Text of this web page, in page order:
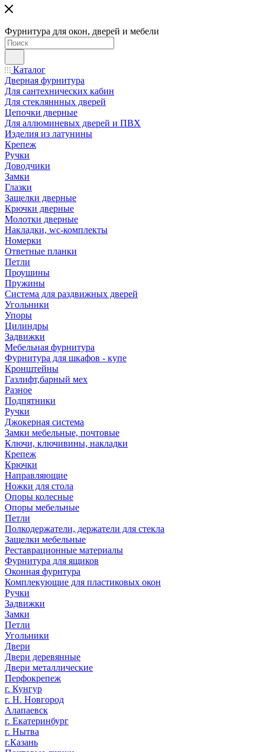
Фурнитура для окон, дверей и мебели
Каталог
Дверная фурнитура
Для сантехнических кабин
Для стекляннных дверей
Цепочки дверные
Для аллюминевых дверей и ПВХ
Изделия из латунины
Крепеж
Ручки
Доводчики
Замки
Глазки
Защелки дверные
Крючки дверные
Молотки дверные
Накладки, wc-комплекты
Номерки
Ответные планки
Петли
Проушины
Пружины
Система для раздвижных дверей
Угольники
Упоры
Цилиндры
Задвижки
Мебельная фурнитура
Фурнитура для шкафов - купе
Кронштейны
Газлифт,барный мех
Разное
Подпятники
Ручки
Джокерная система
Замки мебельные, почтовые
Ключи, ключивины, накладки
Крепеж
Крючки
Направляющие
Ножки для стола
Опоры колесные
Опоры мебельные
Петли
Полкодержатели, держатели для стекла
Защелки мебельные
Реставрационные материалы
Фурнитура для ящиков
Оконная фурнтура
Комплекующие для пластиковых окон
Ручки
Задвижки
Замки
Петли
Угольники
Двери
Двери деревянные
Двери металлические
Перфокрепеж
г. Кунгур
г. Н. Новгород
Алапаевск
г. Екатеринбург
г. Нытва
г.Казань